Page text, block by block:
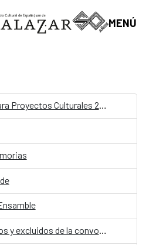
MENÚ
Listado final de admitidos y excluidos de la convocatoria: personal fijo en la Oficina de Cooperación Española (OCE) en la categoría de Chofer